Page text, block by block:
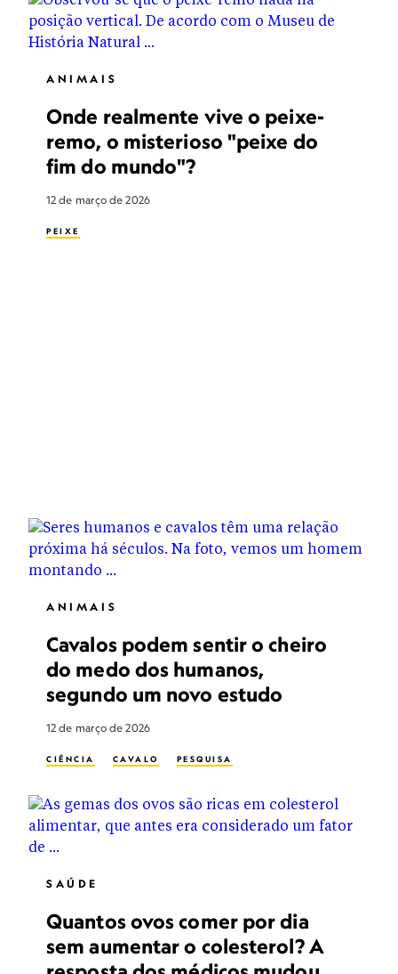
ANIMAIS
Onde realmente vive o peixe-
remo, o misterioso "peixe do
fim do mundo"?
12 de março de 2026
PEIXE
ANIMAIS
Cavalos podem sentir o cheiro
do medo dos humanos,
segundo um novo estudo
12 de março de 2026
CIÊNCIA CAVALO PESQUISA
SAÚDE
Quantos ovos comer por dia
sem aumentar o colesterol? A